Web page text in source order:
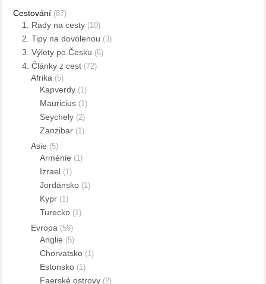
Cestování (87)
1. Rady na cesty (10)
2. Tipy na dovolenou (3)
3. Výlety po Česku (6)
4. Články z cest (72)
Afrika (5)
Kapverdy (1)
Mauricius (1)
Seychely (2)
Zanzibar (1)
Asie (5)
Arménie (1)
Izrael (1)
Jordánsko (1)
Kypr (1)
Turecko (1)
Evropa (59)
Anglie (5)
Chorvatsko (1)
Estonsko (1)
Faerské ostrovy (2)